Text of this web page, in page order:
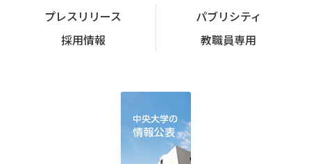
プレスリリース
パブリシティ
採用情報
教職員専用